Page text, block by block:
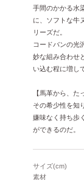
手間のかかる水
に、ソフトな牛
リーズだ。
コードバンの光
妙な組み合わせ
い込む程に増し
【馬革から、た
その希少性を知
嫌味なく持ち歩
ができるのだ。
サイズ(cm)
素材